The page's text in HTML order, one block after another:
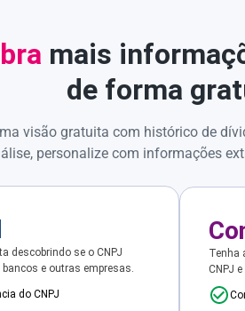
mais
de forma
visão gratuita com histórico de
personalize com informações
descobrindo se o CNPJ
e outras empresas.
do CNPJ
Tenha
CNPJ